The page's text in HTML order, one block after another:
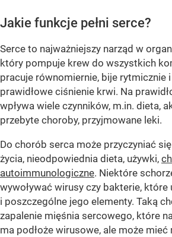
Jakie funkcje pełni serce?
Serce to najważniejszy narząd w
który pompuje krew do wszystkich
pracuje równomiernie, bije rytmicznie
prawidłowe ciśnienie krwi. Na
wpływa wiele czynników, m.in. dieta,
przebyte choroby, przyjmowane leki.
Do chorób serca może przyczyniać
życia, nieodpowiednia dieta, używki,
autoimmunologiczne. Niektóre
wywoływać wirusy czy bakterie, które
i poszczególne jego elementy. Taką
zapalenie mięśnia sercowego, które
ma podłoże wirusowe, ale może mieć